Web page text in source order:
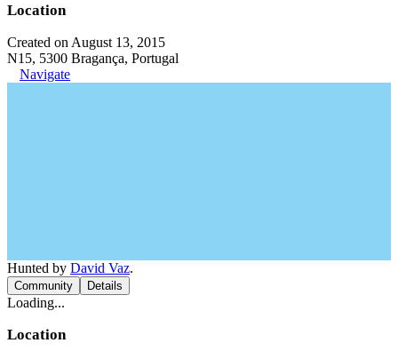
Location
Created on August 13, 2015
N15, 5300 Bragança, Portugal
Navigate
Hunted by David Vaz.
Community Details
Loading...
Location